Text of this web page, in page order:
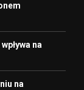
na
na